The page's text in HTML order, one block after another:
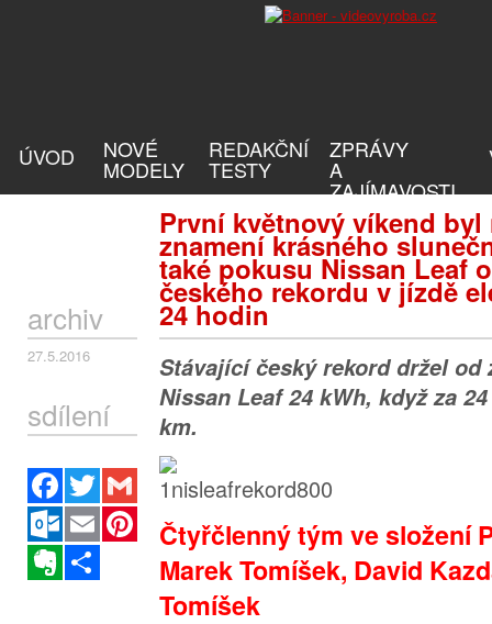
ÚVOD NOVÉ
MODELY
REDAKČNÍ
TESTY
ZPRÁVY
A
ZAJÍMAVOSTI
První květnový víkend byl
znamení krásného
také pokusu Nissan Leaf
českého rekordu v jízdě
24 hodin
archiv
27.5.2016
sdílení
Facebook
Twitter
Gmail
Outlook.com
Email
Evernote
Stávající český rekord držel od
Nissan Leaf 24 kWh, když za
km.
Čtyřčlenný tým ve složení
Marek Tomíšek, David
Tomíšek